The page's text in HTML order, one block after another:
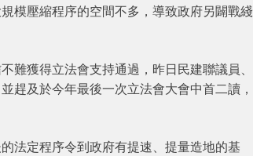
模壓縮程序的空間不多，導致政府另闢戰綫
難獲得立法會支持通過，昨日民建聯議員、
趕及於今年最後一次立法會大會中首二讀，
法定程序令到政府有提速、提量造地的基